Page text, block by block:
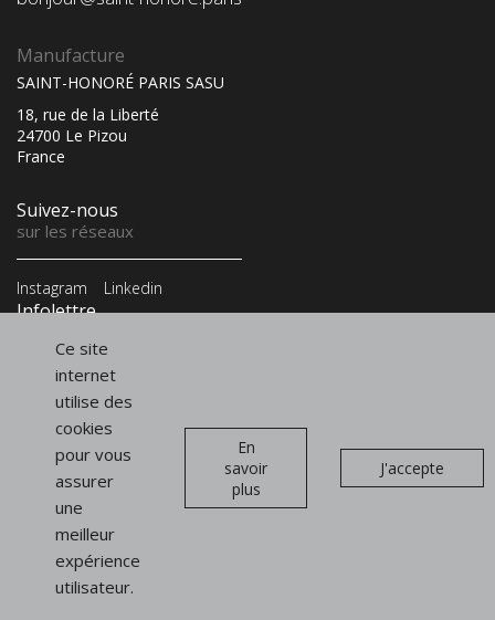
Manufacture
SAINT-HONORÉ PARIS SASU
18, rue de la Liberté
24700 Le Pizou
France
Suivez-nous
sur les réseaux
Instagram Linkedin
Infolettre
Présentoirs
de vitrine
Présentoirs pour sacs
Présentoirs pour chaussures
Signalétiques et PLV
Ce site
internet
utilise des
cookies
pour vous
assurer
une
meilleur
expérience
utilisateur.
En
savoir
plus
J'accepte